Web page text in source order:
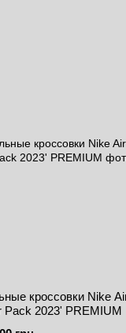
кроссовки Nike
Pack 2023' PREMIUM